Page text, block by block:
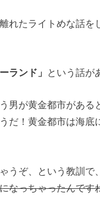
れたライトめな話を
ランド」 という話が
男が黄金都市がある
だ！黄金都市は海底
うぞ、という教訓で
なっちゃったんです